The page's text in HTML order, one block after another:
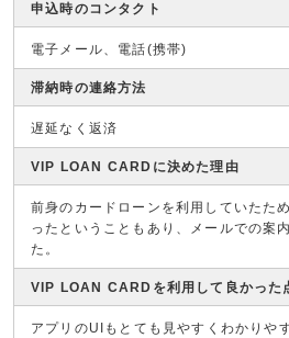
申込時のコンタクト
電子メール、電話(携帯)
滞納時の連絡方法
遅延なく返済
VIP LOAN CARDに決めた理由
前身のカードローンを利用していたた
ったということもあり、メールでの案
た。
VIP LOAN CARDを利用して良かった
アプリのUIもとても見やすくわかりや